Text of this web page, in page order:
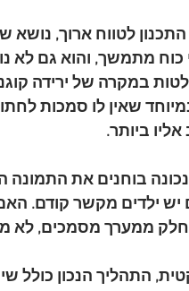
לטווח ארוך,
כוח מתמשך, והוא גם לא
במקרה של ירידה
שאין לו סמכות
ביותר.
בוחנים את
יש ילדים מקשר קודם.
ממערך מסמכים, לא
התהליך הנכון כולל